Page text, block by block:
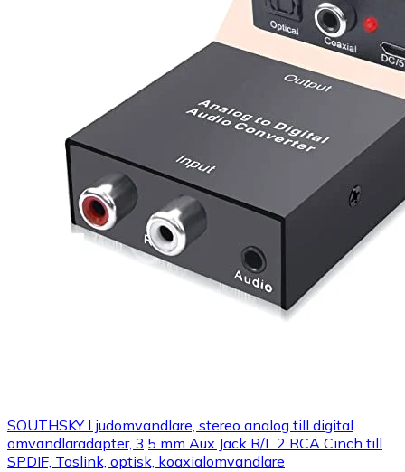
SOUTHSKY Ljudomvandlare, stereo analog till digital
omvandlaradapter, 3,5 mm Aux Jack R/L 2 RCA Cinch till
SPDIF, Toslink, optisk, koaxialomvandlare